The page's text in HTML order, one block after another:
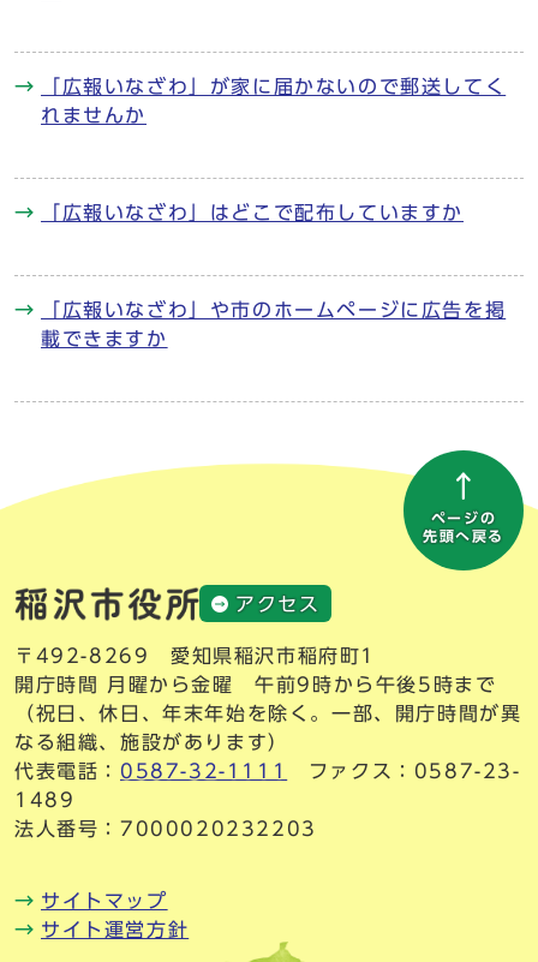
「広報いなざわ」が家に届かないので郵送してく
れませんか
「広報いなざわ」はどこで配布していますか
「広報いなざわ」や市のホームページに広告を掲
載できますか
ページの
先頭へ戻る
アクセス
〒492-8269 愛知県稲沢市稲府町1
開庁時間 月曜から金曜 午前9時から午後5時まで
（祝日、休日、年末年始を除く。一部、開庁時間が異
なる組織、施設があります）
代表電話： 0587-32-1111
ファクス：0587-23-
1489
法人番号：7000020232203
サイトマップ
サイト運営方針